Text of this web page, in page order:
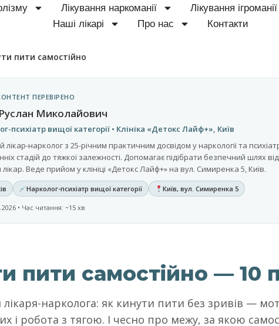
Лікування наркоманії Лікування ігроманії
Наші лікарі
Про нас Контакти
пити самостійно
ПЕРЕВІРЕНО
Миколайович
психіатр вищої категорії • Клініка «Детокс Лайф+», Київ
нарколог з 25-річним практичним досвідом у наркології та
стадій до тяжкої залежності. Допомагає підібрати безпечний шлях
Веде прийом у клініці «Детокс Лайф+» на вул. Симиренка 5, Київ.
Нарколог-психіатр вищої категорії Київ, вул. Симиренка 5
• Час читання: ~15 хв
пити самостійно — 10
нарколога: як кинути пити без зривів —
і робота з тягою. І чесно про межу, за якою